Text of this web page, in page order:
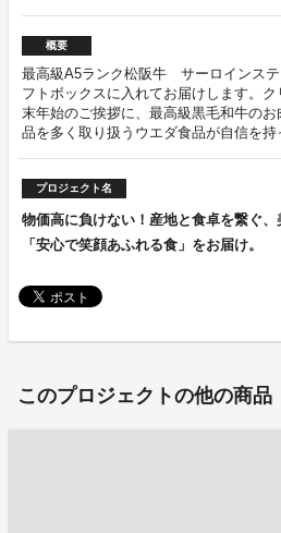
概要
最高級A5ランク松阪牛 サーロインス
フトボックスに入れてお届けします。
末年始のご挨拶に、最高級黒毛和牛の
品を多く取り扱うウエダ食品が自信を持
プロジェクト名
物価高に負けない！産地と食卓を繋ぐ
「安心で笑顔あふれる食」をお届け。
このプロジェクトの他の商品